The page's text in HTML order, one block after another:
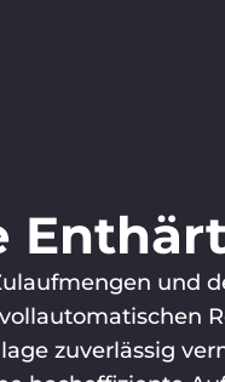
und
zuverlässig